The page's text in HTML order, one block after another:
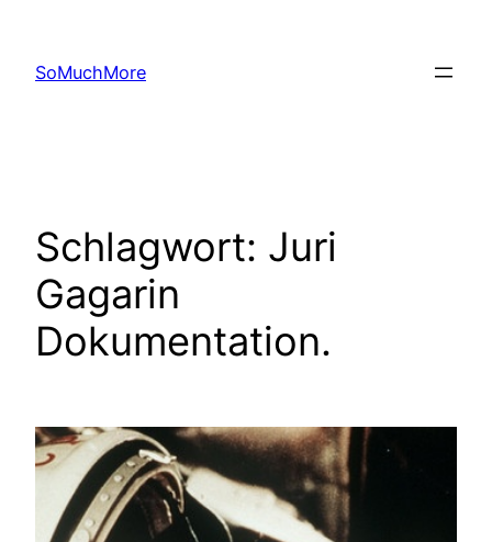
springen
SoMuchMore
Schlagwort: Juri
Gagarin
Dokumentation.